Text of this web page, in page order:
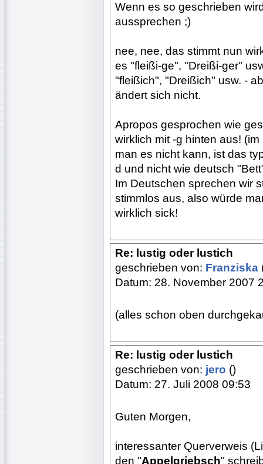
Wenn es so geschrieben
aussprechen ;)
nee, nee, das stimmt nun
es "fleißi-ge", "Dreißi-ger"
"fleißich", "Dreißich" usw. -
ändert sich nicht.
Apropos gesprochen wie
wirklich mit -g hinten aus!
man es nicht kann, ist das
d und nicht wie deutsch
Im Deutschen sprechen wir
stimmlos aus, also würde
wirklich sick!
Re: lustig oder lustich
geschrieben von: Franziska
Datum: 28. November 2007
(alles schon oben
Re: lustig oder lustich
geschrieben von: jero ()
Datum: 27. Juli 2008 09:53
Guten Morgen,
interessanter Querverweis
den "Appelgriebsch"